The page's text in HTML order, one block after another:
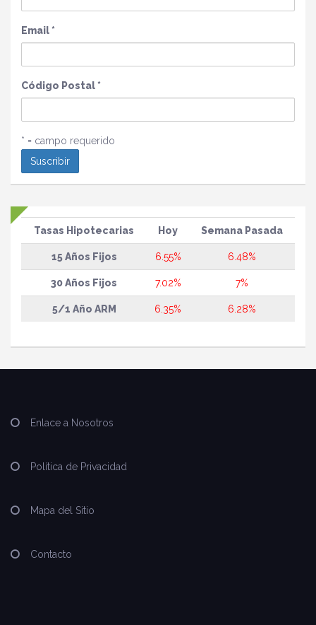
Email*
Código Postal*
* = campo requerido
Tasas Hipotecarias Hoy Semana Pasada
15 Años Fijos 6.55% 6.48%
30 Años Fijos 7.02% 7%
5/1 Año ARM 6.35% 6.28%
Enlace a Nosotros
Política de Privacidad
Mapa del Sitio
Contacto